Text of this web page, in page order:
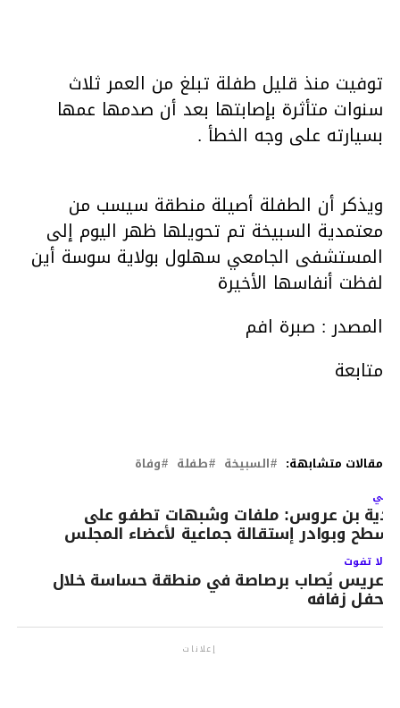
توفيت منذ قليل طفلة تبلغ من العمر ثلاث
سنوات متأثرة بإصابتها بعد أن صدمها عمها
بسيارته على وجه الخطأ .
ويذكر أن الطفلة أصيلة منطقة سيسب من
معتمدية السبيخة تم تحويلها ظهر اليوم إلى
المستشفى الجامعي سهلول بولاية سوسة أين
لفظت أنفاسها الأخيرة
المصدر : صبرة افم
متابعة
مقالات متشابهة: السبيخة طفلة وفاة
بن عروس: ملفات وشبهات تطفو على
وبوادر إستقالة جماعية لأعضاء المجلس
لا تفوت
عريس يُصاب برصاصة في منطقة حساسة خلال
حفل زفافه
إعلانات